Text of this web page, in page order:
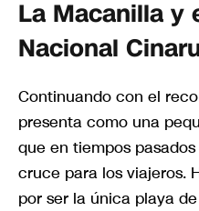
La Macanilla y
Nacional
Continuando con el
presenta como una
que en tiempos
cruce para los viajeros.
por ser la única playa